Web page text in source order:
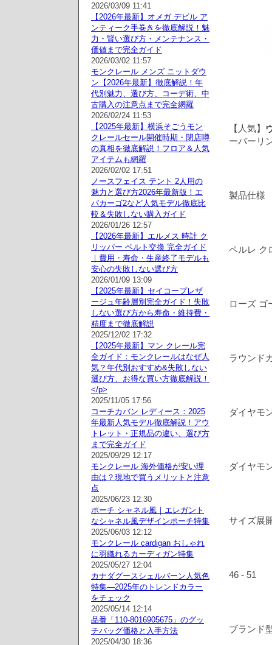
【人気】
ーバーリ
製品仕様
ペルレ ク
ローズ ゴ
ラウンド
ダイヤモ
ダイヤモ
サイズ展
46 - 51
ブランド
2026/03/09 11:41
【2026年最新】オメガ デビル ア
ンティーク手巻きを徹底解説！魅
力・賢い選び方・メンテナンス・
価値まで完全ガイド
2026/03/02 11:57
モンクレール メンズ ニットダウ
ン【2026年最新】徹底解説！年
代別魅力、選び方、コーデ術、中
古購入の注意点まで完全網羅
2026/02/24 11:53
【2025年最新】横浜そごうモン
クレールセール開催時期・閉店噂
の真相を徹底解説！フロア＆人気
アイテムも網羅
2026/02/02 17:51
ノースフェイス テント 2人用の
魅力と選び方2026年最新版！エ
バカーゴ2など人気モデル徹底比
較＆失敗しない購入ガイド
2026/01/26 12:57
【2026年最新】エルメス 時計 ク
リッパー ベルト交換 完全ガイド
｜費用・寿命・生産終了モデルも
安心の失敗しない選び方
2026/01/09 13:09
【2025年最新】セイコープレザ
ージュ年齢層別完全ガイド！失敗
しない選び方から寿命・維持費・
精度まで徹底解説
2025/12/02 17:32
【2025年最新】マン クレール完
全ガイド：モンクレールはなぜ人
気？年代別おすすめ&失敗しない
選び方、お得な買い方徹底解説！
</p>
2025/11/05 17:56
コーチカバン レディース：2025
年最新人気モデル徹底解説！アウ
トレット・正規品の違い、選び方
まで完全ガイド
2025/09/29 12:17
モンクレール 海外価格が安い理
由は？現地で買うメリットと注意
点
2025/06/23 12:30
ポーチ シャネル風｜エレガント
なシャネル風デザインポーチ特集
2025/06/03 12:12
モンクレール cardigan おしゃれ
に羽織れるカーディガン特集
2025/05/27 12:04
カナダグースシェルバーン人気色
特集—2025年のトレンドカラー
をチェック
2025/05/14 12:14
品番「110-8016905675」のグッ
チバッグ価格と入手方法
2025/04/30 18:36